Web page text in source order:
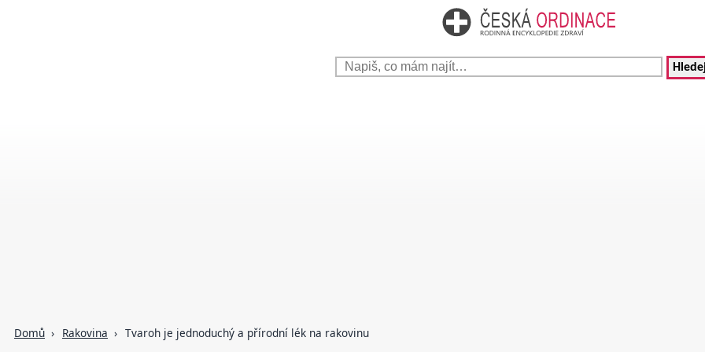
Domů Rakovina Tvaroh je jednoduchý a přírodní lék na rakovinu